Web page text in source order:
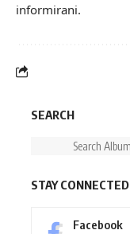
informirani.
SEARCH
STAY CONNECTED
Facebook